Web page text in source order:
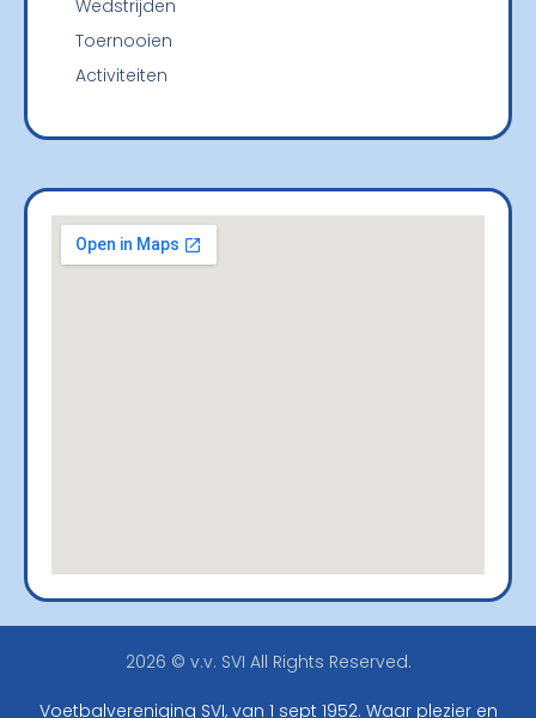
Wedstrijden
Toernooien
Activiteiten
2026 © v.v. SVI All Rights Reserved.
Voetbalvereniging SVI, van 1 sept 1952. Waar plezier en